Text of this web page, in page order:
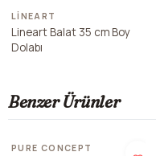
LINEART
Lineart Balat 35 cm Boy
Dolabı
Benzer Ürünler
PURE CONCEPT